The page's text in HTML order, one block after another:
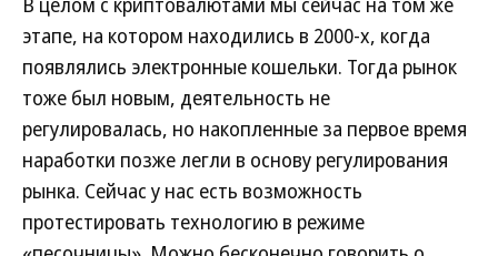
этапе, на котором находились в 2000-х, когда
появлялись электронные кошельки. Тогда рынок
тоже был новым, деятельность не
регулировалась, но накопленные за первое время
наработки позже легли в основу регулирования
рынка. Сейчас у нас есть возможность
протестировать технологию в режиме